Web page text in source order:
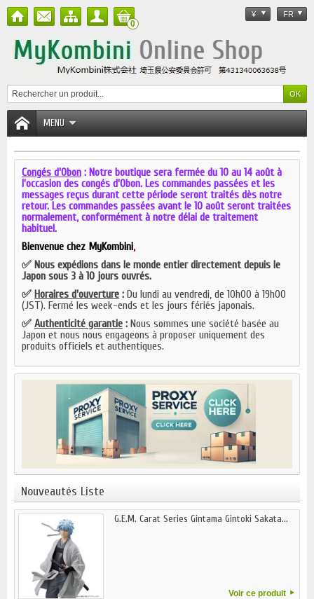
¥ FR
0
MENU
Congés d'Obon : Notre boutique sera fermée du 10 au 14 aoûtà
l'occasion des congés d'Obon. Les commandes passées et les
messages reçus durant cette période seront traités dès notre
retour. Les commandes passées avant le 10 août seront traitées
normalement, conformément à notre délai de traitement
habituel.
Bienvenue chez MyKombini,
✅ Nous expédions dans le monde entier directement depuis le
Japon sous 3 à 10 jours ouvrés.
✅ Horaires d'ouverture : Du lundi au vendredi, de 10h00 à 19h00
(JST). Fermé les week-ends et les jours fériés japonais.
✅ Authenticité garantie : Nous sommes une société basée au
Japon et nous nous engageons à proposer uniquement des
produits officiels et authentiques.
Nouveautés Liste
G.E.M. Carat Series Gintama Gintoki Sakata...
Voir ce produit